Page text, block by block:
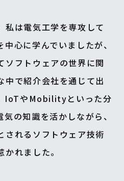
私は電気工学を専攻して
心に学んでいましたが、
ソフトウェアの世界に関
中で紹介会社を通じて出
IoTやMobilityといった分
の知識を活かしながら、
されるソフトウェア技術
れました。